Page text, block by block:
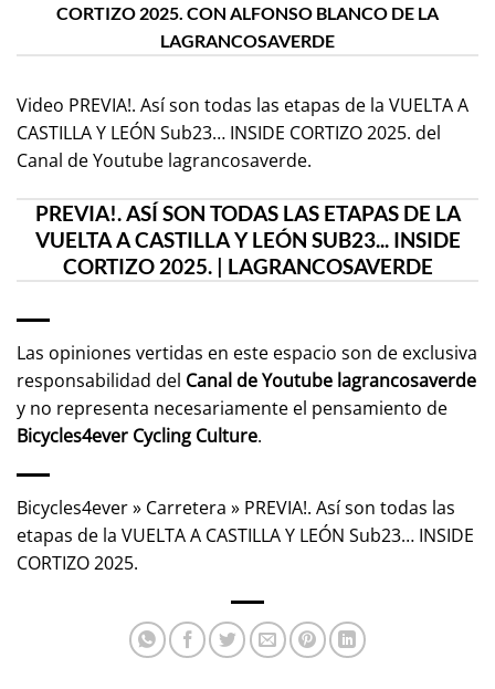
CORTIZO 2025. CON ALFONSO BLANCO DE LA
LAGRANCOSAVERDE
Video PREVIA!. Así son todas las etapas de la VUELTA A
CASTILLA Y LEÓN Sub23… INSIDE CORTIZO 2025. del
Canal de Youtube lagrancosaverde.
PREVIA!. ASÍ SON TODAS LAS ETAPAS DE LA
VUELTA A CASTILLA Y LEÓN SUB23... INSIDE
CORTIZO 2025. | LAGRANCOSAVERDE
Las opiniones vertidas en este espacio son de exclusiva
responsabilidad del Canal de Youtube lagrancosaverde
y no representa necesariamente el pensamiento de
Bicycles4ever Cycling Culture.
Bicycles4ever» Carretera » PREVIA!. Así son todas las
etapas de la VUELTA A CASTILLA Y LEÓN Sub23… INSIDE
CORTIZO 2025.